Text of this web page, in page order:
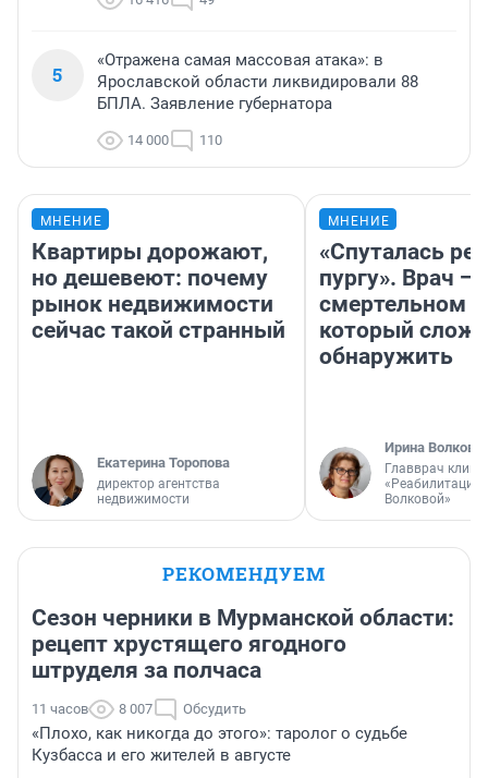
5
«Отражена самая массовая атака»: в
Ярославской области ликвидировали 88
БПЛА. Заявление губернатора
14 000 110
МНЕНИЕ
Квартиры дорожают,
но дешевеют: почему
рынок недвижимости
сейчас такой странный
Екатерина Торопова
директор агентства
недвижимости
МНЕНИЕ
«Спуталась
пургу». Врач —
смертельном
который
обнаружить
Ирина Волкова
Главврач
«Реабилитация
Волковой»
РЕКОМЕНДУЕМ
Сезон черники в Мурманской области:
рецепт хрустящего ягодного
штруделя за полчаса
11 часов 8 007 Обсудить
«Плохо, как никогда до этого»: таролог о судьбе
Кузбасса и его жителей в августе